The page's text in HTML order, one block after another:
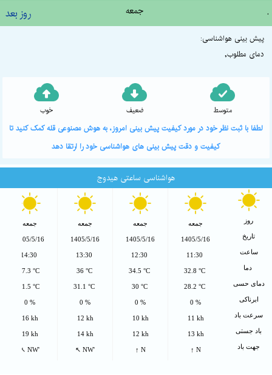
روز بعد جمعه .
پیش بینی هواشناسی:
دمای مطلوب,
خوب ضعیف متوسط
لطفا با ثبت نظر خود در مورد کیفیت پیش بینی امروز، به هوش مصنوعی قله کمک کنید تا
کیفیت و دقت پیش بینی های هواشناسی خود را ارتقا دهد
هواشناسی ساعتی هیدوج
روز
تاریخ
ساعت
دمای حسی
ابرناکی
سرعت باد
باد جستی
جهت باد
جمعه
1405/5/16
11:30
32.8 °C
28.2 °C
0 %
11 kh
13 kh
↑ N
جمعه
1405/5/16
12:30
34.5 °C
30 °C
0 %
10 kh
12 kh
↑ N
جمعه
1405/5/16
13:30
36 °C
31.1 °C
0 %
12 kh
14 kh
↖ NW'
جمعه
1405/5/16
14:30
37.3 °C
31.5 °C
0 %
16 kh
19 kh
↖ NW'